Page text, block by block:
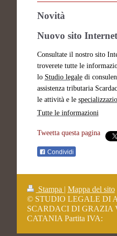
Novità
Nuovo sito Internet
Consultate il nostro sito
troverete tutte le
lo Studio legaledi
assistenza tributaria
le attività e le
Tutte le informazioni
Tweetta questa pagina
Condividi
Stampa | Mappa del sito
© STUDIO LEGALE DI
SCARDACI DI GRAZIA
CATANIA Partita IVA: